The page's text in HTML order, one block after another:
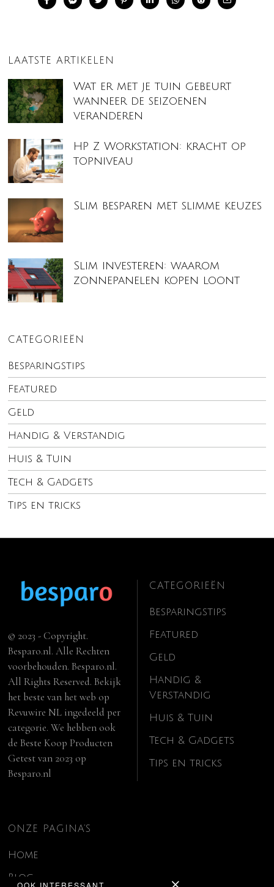
LAATSTE ARTIKELEN
Wat er met je tuin gebeurt
wanneer de seizoenen
veranderen
HP Z Workstation: kracht op
topniveau
Slim besparen met slimme keuzes
Slim investeren: waarom
zonnepanelen kopen loont
CATEGORIEËN
Besparingstips
Featured
Geld
Handig & Verstandig
Huis & Tuin
Tech & Gadgets
Tips en tricks
OOK INTERESSANT
© 2023 - Copyright.
Besparo.nl. Alle Rechten
voorbehouden. Besparo.nl.
All Rights Reserved. Bekijk
het beste van het web op
Revuwire NL ingedeeld per
categorie. We hebben ook
deBeste Koop Producten
Getest van 2023 op
Besparo.nl
CATEGORIEËN
Besparingstips
Featured
Geld
Handig &
Verstandig
Huis & Tuin
Tech & Gadgets
Tips en tricks
ONZE PAGINA’S
Home
Blog